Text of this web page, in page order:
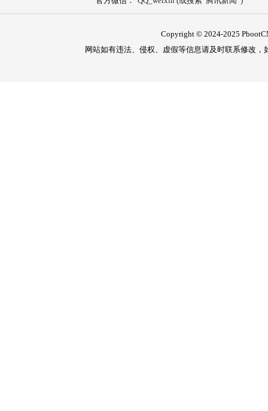
Copyright © 2024-2025
网站如有违法、侵权、虚假等信息请及时联系修改